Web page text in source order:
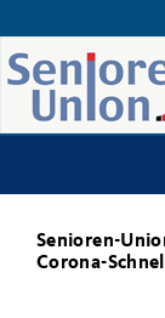
Senioren-
Corona-